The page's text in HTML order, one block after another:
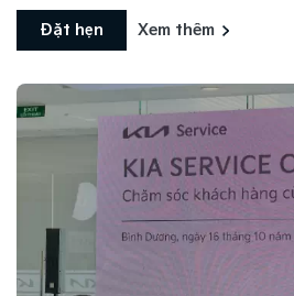
Đặt hẹn Xem thêm